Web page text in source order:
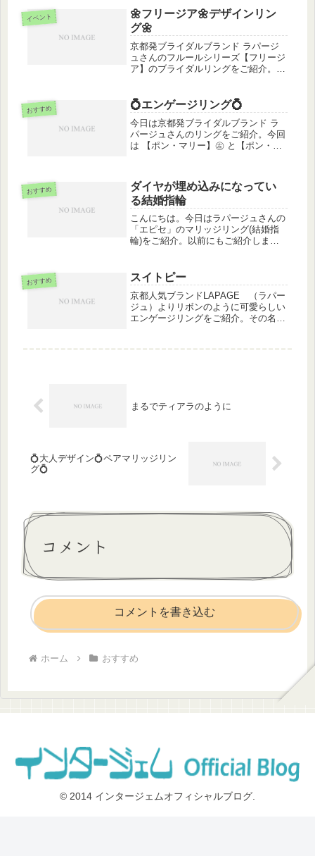
ます。そんなサファイアには慈愛、誠
実、真実などの意味があり恋人や夫婦
仲...
イベント
🌼フリージア🌼デザインリン
グ🌼
京都発ブライダルブランド ラパージ
ュさんのフルールシリーズ【フリージ
ア】のブライダルリングをご紹介。
_______________________________
____________________...
おすすめ 💍エンゲージリング💍
今日は京都発ブライダルブランド ラ
パージュさんのリングをご紹介。今回
は 【ポン・マリー】㊧ と【ポン・ド
古い橋のひとつ。別名『恋愛橋』と呼
び愛を誓いながらキスをすると願い
が...
おすすめ
ダイヤが埋め込みになってい
る結婚指輪
こんにちは。今日はラパージュさんの
「エピセ」のマリッジリング(結婚指
輪)をご紹介。以前にもご紹介しまし
っかからなかったり落とす心配がない
ので邪魔にならないと人気です☆記念
日...
おすすめ スイトピー
京都人気ブランドLAPAGE （ラパー
ジュ）よりリボンのように可愛らしい
エンゲージリングをご紹介。その名も
まるでティアラのように
💍大人デザイン💍ペアマリッジリン
グ💍
コメント
コメントを書き込む
ホーム おすすめ
© 2014 インタージェムオフィシャルブログ.